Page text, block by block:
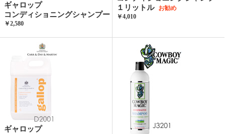
ギャロップ
コンディショニングシャンプー
￥2,580
１リットル
お勧め
￥4,010
ギャロップ